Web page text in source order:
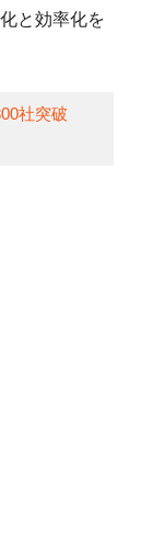
と効率化を
社突破